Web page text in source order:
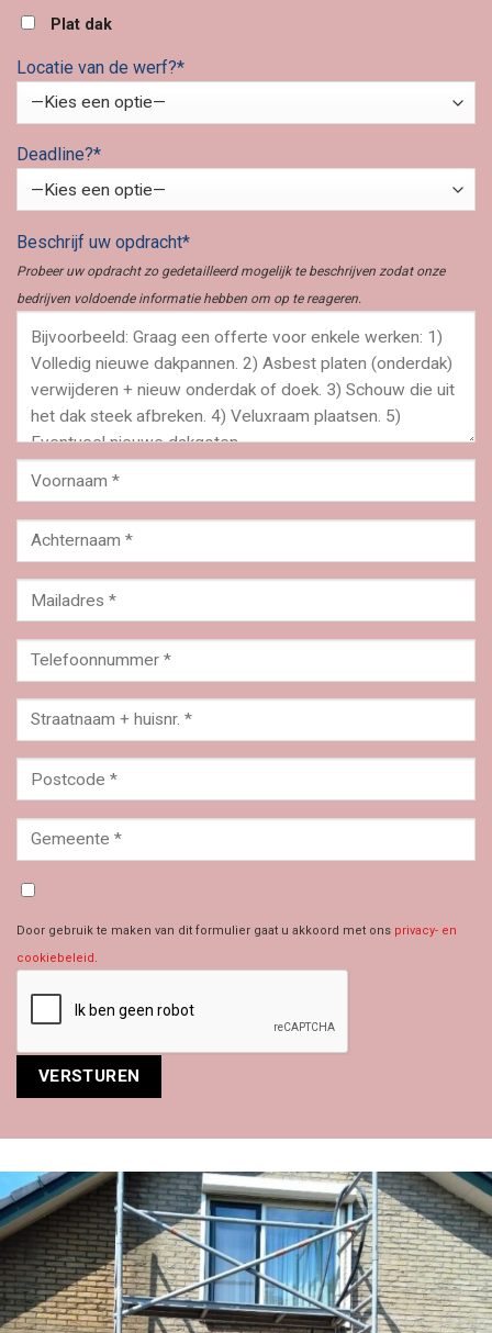
Plat dak
Locatie van de werf?*
Deadline?*
Beschrijf uw opdracht*
Probeer uw opdracht zo gedetailleerd mogelijk te beschrijven zodat onze
bedrijven voldoende informatie hebben om op te reageren.
Door gebruik te maken van dit formulier gaat u akkoord met ons privacy- en
cookiebeleid .